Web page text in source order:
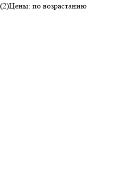
Цены: по возрастанию